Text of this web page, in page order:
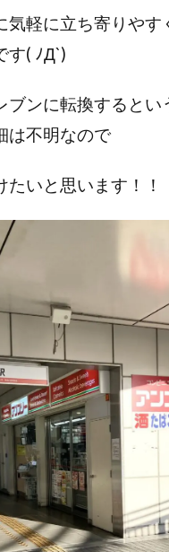
気軽に立ち寄りやす
す( ﾉД`)
ンに転換するとい
は不明なので
たいと思います！！